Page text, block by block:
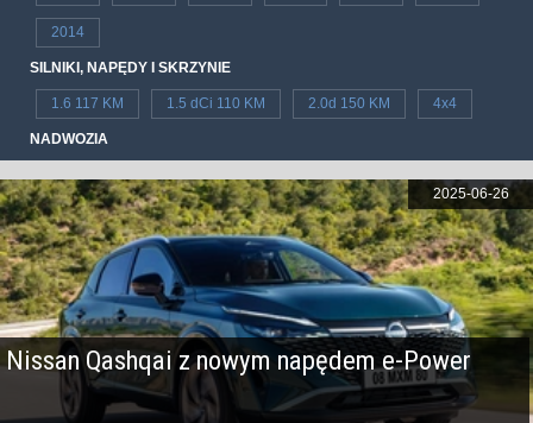
2014
SILNIKI, NAPĘDY I SKRZYNIE
1.6 117 KM 1.5 dCi 110 KM 2.0d 150 KM 4x4
NADWOZIA
Nissan Qashqai z nowym napędem e-Power
2025-06-26